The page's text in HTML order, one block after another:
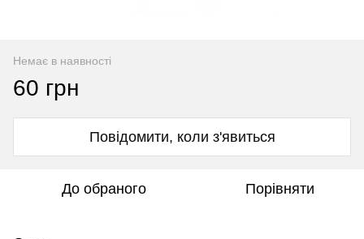
Немає в наявності
60 грн
Повідомити, коли з'явиться
До обраного Порівняти